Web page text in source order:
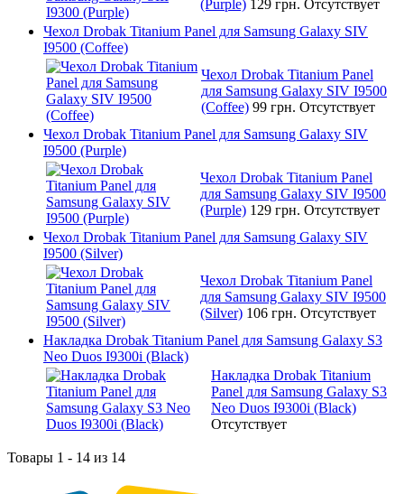
(Purple) 129 грн. Отсутствует
Чехол Drobak Titanium Panel для Samsung Galaxy SIV
I9500 (Coffee)
Чехол Drobak Titanium Panel
для Samsung Galaxy SIV I9500
(Coffee) 99 грн. Отсутствует
Чехол Drobak Titanium Panel для Samsung Galaxy SIV
I9500 (Purple)
Чехол Drobak Titanium Panel
для Samsung Galaxy SIV I9500
(Purple) 129 грн. Отсутствует
Чехол Drobak Titanium Panel для Samsung Galaxy SIV
I9500 (Silver)
Чехол Drobak Titanium Panel
для Samsung Galaxy SIV I9500
(Silver) 106 грн. Отсутствует
Накладка Drobak Titanium Panel для Samsung Galaxy S3
Neo Duos I9300i (Black)
Накладка Drobak Titanium
Panel для Samsung Galaxy S3
Neo Duos I9300i (Black)
Отсутствует
Товары 1 - 14 из 14